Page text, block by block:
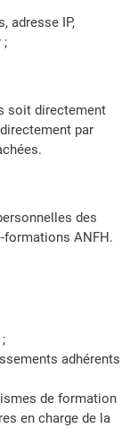
adresse IP,
;
soit directement
par
des
ANFH.
adhérents
de formation
en charge de la